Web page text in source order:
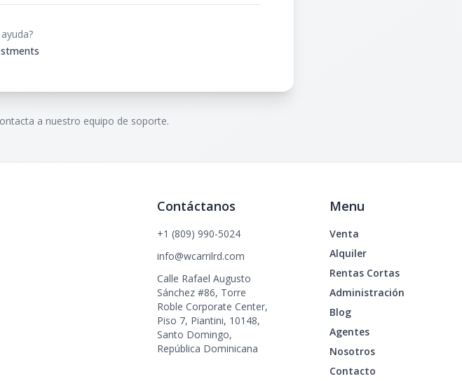
a nuestro equipo de soporte.
Contáctanos
+1 (809) 990-5024
info@wcarrilrd.com
Calle Rafael Augusto
Sánchez #86, Torre
Roble Corporate Center,
Piso 7, Piantini, 10148,
Santo Domingo,
República Dominicana
Menu
Venta
Alquiler
Rentas Cortas
Administración
Blog
Agentes
Nosotros
Contacto